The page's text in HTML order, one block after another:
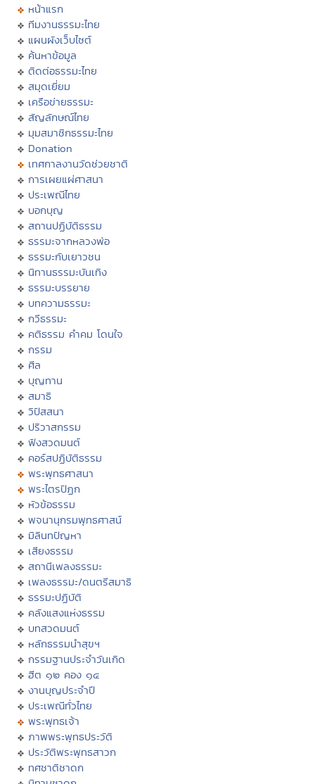
หน้าแรก
ทีมงานธรรมะไทย
แผนผังเว็บไซต์
ค้นหาข้อมูล
ติดต่อธรรมะไทย
สมุดเยี่ยม
เครือข่ายธรรมะ
สัญลักษณ์ไทย
มุมสมาชิกธรรมะไทย
Donation
เทศกาลงานวัดช่วยชาติ
การเผยแผ่ศาสนา
ประเพณีไทย
บอกบุญ
สถานปฏิบัติธรรม
ธรรมะจากหลวงพ่อ
ธรรมะกับเยาวชน
นิทานธรรมะบันเทิง
ธรรมะบรรยาย
บทความธรรมะ
กวีธรรมะ
คติธรรม คำคม โดนใจ
กรรม
ศีล
บุญทาน
สมาธิ
วิปัสสนา
ปริวาสกรรม
ฟังสวดมนต์
คอร์สปฏิบัติธรรม
พระพุทธศาสนา
พระไตรปิฏก
หัวข้อธรรม
พจนานุกรมพุทธศาสน์
มิลินทปัญหา
เสียงธรรม
สถานีเพลงธรรมะ
เพลงธรรมะ/ดนตรีสมาธิ
ธรรมะปฏิบัติ
คลังแสงแห่งธรรม
บทสวดมนต์
หลักธรรมนำสุขฯ
กรรมฐานประจำวันเกิด
ฮีต ๑๒ คอง ๑๔
งานบุญประจำปี
ประเพณีทั่วไทย
พระพุทธเจ้า
ภาพพระพุทธประวัติ
ประวัติพระพุทธสาวก
ทศชาติชาดก